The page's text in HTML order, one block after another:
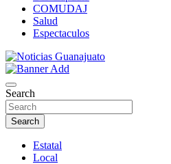
COMUDAJ
Salud
Espectaculos
Noticias Guanajuato
Search
Search
Estatal
Local